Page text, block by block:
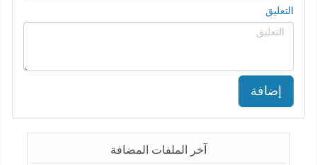
التعليق
إضافة
آخر الملفات المضافة